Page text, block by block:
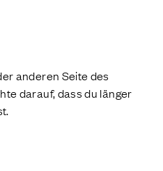
anderen Seite des
darauf, dass du länger